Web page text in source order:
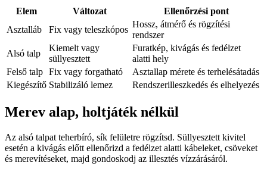
Elem Változat
Ellenőrzési pont
Asztalláb
Fix vagy teleszkópos
Hossz, átmérő és rögzítési
rendszer
Alsó talp
Kiemelt vagy
süllyesztett
Furatkép, kivágás és fedélzet
alatti hely
Felső talp Fix vagy forgatható
Asztallap mérete és terhelésátadás
Kiegészítő Stabilizáló lemez Rendszerilleszkedés és elhelyezés
Merev alap, holtjáték nélkül
Az alsó talpat teherbíró, sík felületre rögzítsd. Süllyesztett kivitel
esetén a kivágás előtt ellenőrizd a fedélzet alatti kábeleket, csöveket
és merevítéseket, majd gondoskodj az illesztés vízzárásáról.